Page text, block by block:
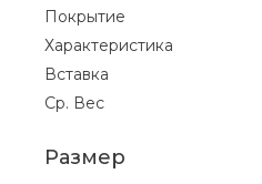
Покрытие
Характеристика
Вставка
Ср. Вес
Размер